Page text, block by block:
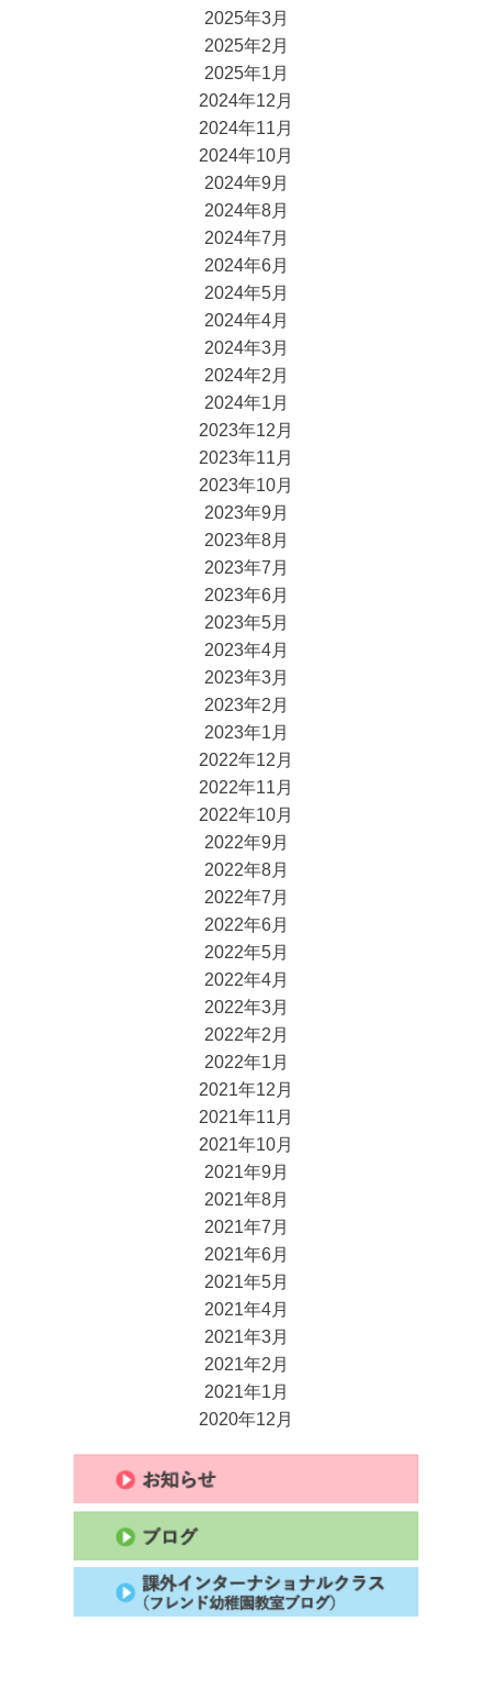
2025年3月
2025年2月
2025年1月
2024年12月
2024年11月
2024年10月
2024年9月
2024年8月
2024年7月
2024年6月
2024年5月
2024年4月
2024年3月
2024年2月
2024年1月
2023年12月
2023年11月
2023年10月
2023年9月
2023年8月
2023年7月
2023年6月
2023年5月
2023年4月
2023年3月
2023年2月
2023年1月
2022年12月
2022年11月
2022年10月
2022年9月
2022年8月
2022年7月
2022年6月
2022年5月
2022年4月
2022年3月
2022年2月
2022年1月
2021年12月
2021年11月
2021年10月
2021年9月
2021年8月
2021年7月
2021年6月
2021年5月
2021年4月
2021年3月
2021年2月
2021年1月
2020年12月